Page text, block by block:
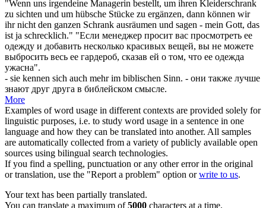
"Wenn uns irgendeine Managerin bestellt, um ihren Kleiderschrank
zu sichten und um hübsche Stücke zu ergänzen, dann können wir
ihr nicht den ganzen Schrank ausräumen und sagen - mein Gott, das
ist ja schrecklich." "Если менеджер просит вас просмотреть ее
одежду и добавить несколько красивых вещей, вы не можете
выбросить весь ее гардероб, сказав ей о том, что ее одежда
ужасна".
- sie kennen sich auch mehr im biblischen Sinn. - они также лучше
знают друг друга в библейском смысле.
More
Examples of word usage in different contexts are provided solely for
linguistic purposes, i.e. to study word usage in a sentence in one
language and how they can be translated into another. All samples
are automatically collected from a variety of publicly available open
sources using bilingual search technologies.
If you find a spelling, punctuation or any other error in the original
or translation, use the "Report a problem" option orwrite to us.
Your text has been partially translated.
You can translate a maximum of5000 characters at a time.